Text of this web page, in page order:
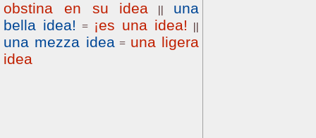
obstina en su idea
||
una
bella idea! = ¡es una idea! ||
una mezza idea= una ligera
idea